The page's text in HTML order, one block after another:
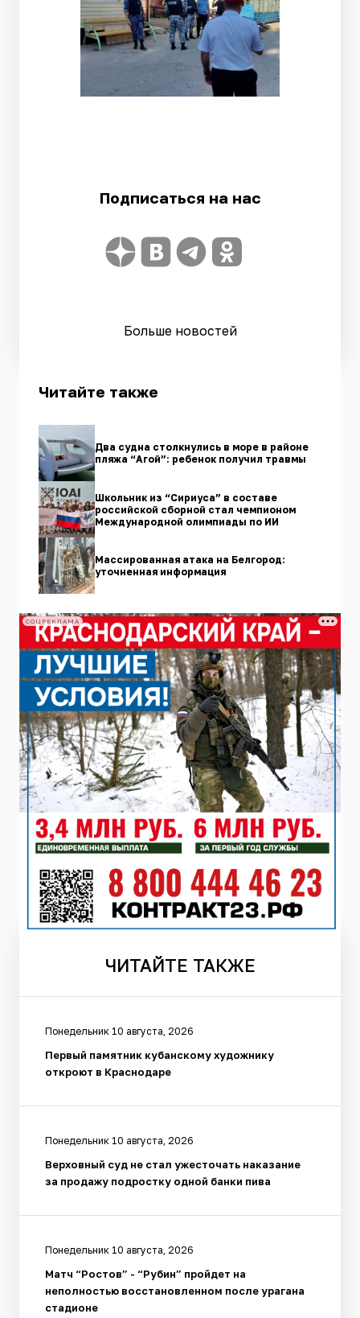
Подписаться на нас
Больше новостей
Читайте также
Два судна столкнулись в море в районе
пляжа “Агой”: ребенок получил травмы
Школьник из “Сириуса” в составе
российской сборной стал чемпионом
Международной олимпиады по ИИ
Массированная атака на Белгород:
уточненная информация
СОЦРЕКЛАМА
ЧИТАЙТЕ ТАКЖЕ
Понедельник 10 августа, 2026
Первый памятник кубанскому художнику
откроют в Краснодаре
Понедельник 10 августа, 2026
Верховный суд не стал ужесточать наказание
за продажу подростку одной банки пива
Понедельник 10 августа, 2026
Матч “Ростов” - “Рубин” пройдет на
неполностью восстановленном после урагана
стадионе